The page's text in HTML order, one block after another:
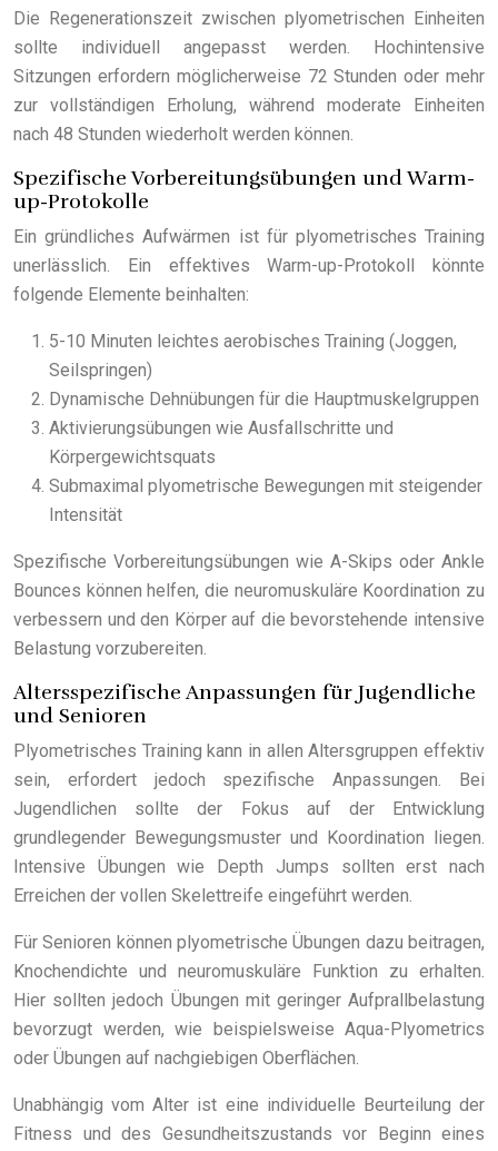
Die Regenerationszeit zwischen plyometrischen Einheiten
sollte individuell angepasst werden. Hochintensive
Sitzungen erfordern möglicherweise 72 Stunden oder mehr
zur vollständigen Erholung, während moderate Einheiten
nach 48 Stunden wiederholt werden können.
Spezifische Vorbereitungsübungen und Warm-
up-Protokolle
Ein gründliches Aufwärmen ist für plyometrisches Training
unerlässlich. Ein effektives Warm-up-Protokoll könnte
folgende Elemente beinhalten:
5-10 Minuten leichtes aerobisches Training (Joggen,
Seilspringen)
Dynamische Dehnübungen für die Hauptmuskelgruppen
Aktivierungsübungen wie Ausfallschritte und
Körpergewichtsquats
Submaximal plyometrische Bewegungen mit steigender
Intensität
Spezifische Vorbereitungsübungen wie A-Skips oder Ankle
Bounces können helfen, die neuromuskuläre Koordination zu
verbessern und den Körper auf die bevorstehende intensive
Belastung vorzubereiten.
Altersspezifische Anpassungen für Jugendliche
und Senioren
Plyometrisches Training kann in allen Altersgruppen effektiv
sein, erfordert jedoch spezifische Anpassungen. Bei
Jugendlichen sollte der Fokus auf der Entwicklung
grundlegender Bewegungsmuster und Koordination liegen.
Intensive Übungen wie Depth Jumps sollten erst nach
Erreichen der vollen Skelettreife eingeführt werden.
Für Senioren können plyometrische Übungen dazu beitragen,
Knochendichte und neuromuskuläre Funktion zu erhalten.
Hier sollten jedoch Übungen mit geringer Aufprallbelastung
bevorzugt werden, wie beispielsweise Aqua-Plyometrics
oder Übungen auf nachgiebigen Oberflächen.
Unabhängig vom Alter ist eine individuelle Beurteilung der
Fitness und des Gesundheitszustands vor Beginn eines